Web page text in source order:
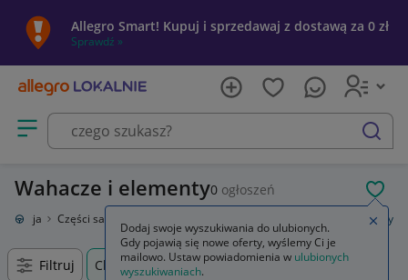
Allegro Smart! Kupuj i sprzedawaj z dostawą za 0 zł
Sprawdź »
Otwórz menu z kategoriami
szukaj
Wahacze i elementy0 ogłoszeń
Części samochodowe Wahacze i elementy
Filtruj Chojnów, Dolnośląskie, +0 km
Dodaj swoje wyszukiwania do ulubionych.
Gdy pojawią się nowe oferty, wyślemy Ci je
mailowo. Ustaw powiadomienia w ulubionych
wyszukiwaniach.